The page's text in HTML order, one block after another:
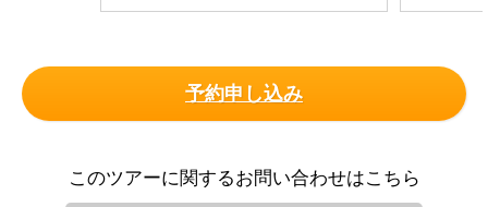
予約申し込み
このツアーに関するお問い合わせはこちら